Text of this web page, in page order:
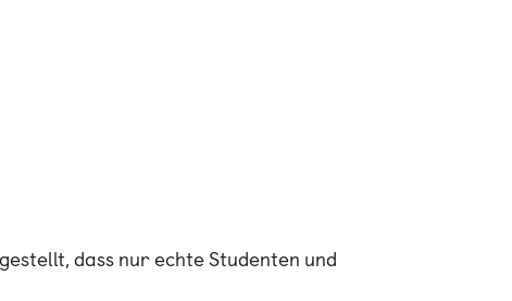
dass nur echte Studenten und